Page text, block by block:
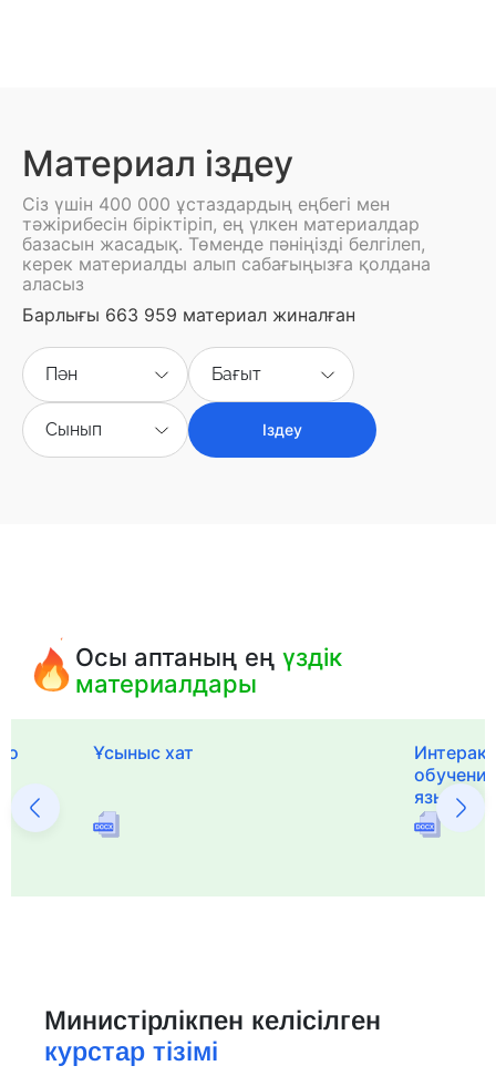
Материал іздеу
Сіз үшін 400 000 ұстаздардың еңбегі мен
тәжірибесін біріктіріп, ең үлкен материалдар
базасын жасадық. Төменде пәніңізді белгілеп,
керек материалды алып сабағыңызға қолдана
аласыз
Барлығы 663 959 материал жиналған
Пән Бағыт
Сынып Іздеу
Осы аптаның еңүздік
материалдары
Ұсыныс хат
языка и
Министірлікпен келісілген
курстар тізімі